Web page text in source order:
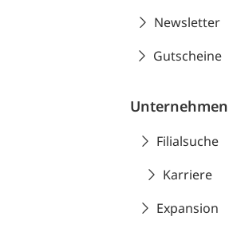
Newsletter
Gutscheine
Unternehmen
Filialsuche
Karriere
Expansion